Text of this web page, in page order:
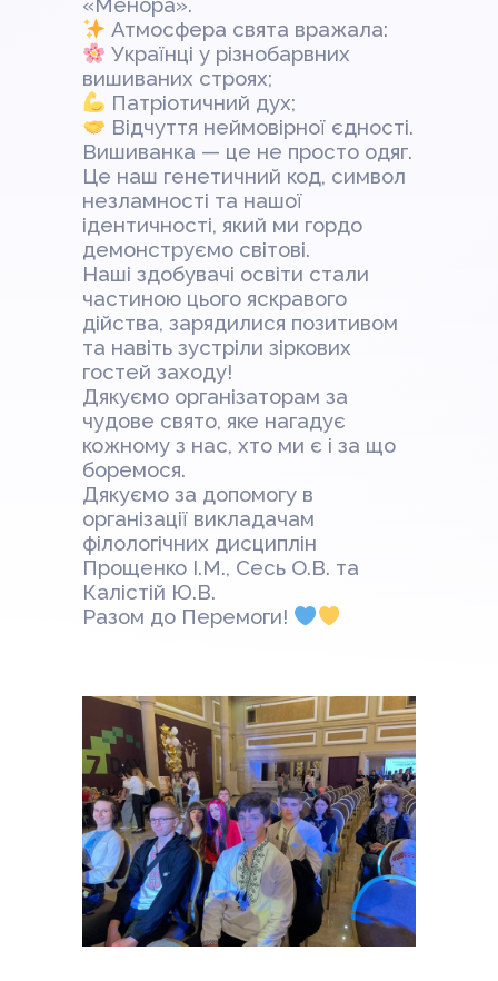
Атмосфера свята вражала:
Українці у різнобарвних
вишиваних строях;
Патріотичний дух;
Відчуття неймовірної єдності.
Вишиванка — це не просто одяг.
Це наш генетичний код, символ
незламності та нашої
ідентичності, який ми гордо
демонструємо світові.
Наші здобувачі освіти стали
частиною цього яскравого
дійства, зарядилися позитивом
та навіть зустріли зіркових
гостей заходу!
Дякуємо організаторам за
чудове свято, яке нагадує
кожному з нас, хто ми є і за що
боремося.
Дякуємо за допомогу в
організації викладачам
філологічних дисциплін
Прощенко І.М., Сесь О.В. та
Калістій Ю.В.
Разом до Перемоги!